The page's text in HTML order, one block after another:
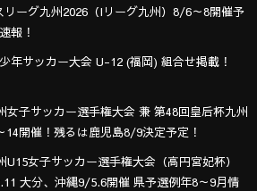
ーグ九州2026（Iリーグ九州）8/6～8開催予
報！
年サッカー大会 U-12 (福岡) 組合せ掲載！
女子サッカー選手権大会 兼 第48回皇后杯九州
開催！残るは鹿児島8/9決定予定！
女子サッカー選手権大会（高円宮妃杯）
大分、沖縄9/5.6開催 県予選例年8～9月情